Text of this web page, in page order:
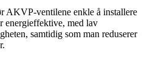
AKVP-ventilene enkle å installere
energieffektive, med lav
samtidig som man reduserer